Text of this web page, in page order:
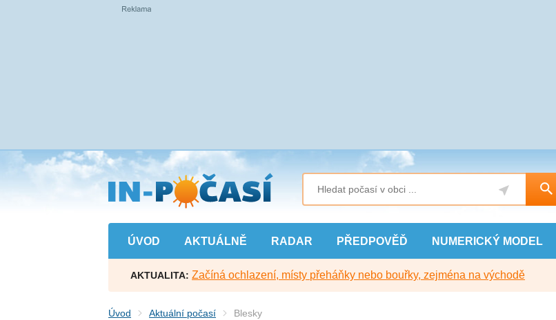
Přejít
na
hlavní
obsah
ÚVOD AKTUÁLNĚ RADAR PŘEDPOVĚĎ NUMERICKÝ MODEL
AKTUALITA: Začíná ochlazení, místy přeháňky nebo bouřky, zejména na východě
Úvod Aktuální počasí Blesky